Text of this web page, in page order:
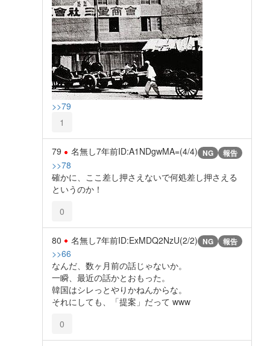
>>79
1
79 名無し7年前ID:A1NDgwMA=(4/4) NG 報告
>>78
確かに、ここ差し押さえないで何処差し押さえる
というのか！
0
80 名無し7年前ID:ExMDQ2NzU(2/2) NG 報告
>>66
なんだ、数ヶ月前の話じゃないか。
一瞬、最近の話かとおもった。
韓国はシレっとやりかねんからな。
それにしても、「提案」だって www
0